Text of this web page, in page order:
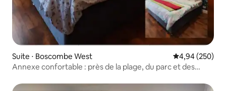
Suite ⋅ Boscombe West Évaluation
4,94 (250)
Annexe confortable : près de la plage, du parc et des